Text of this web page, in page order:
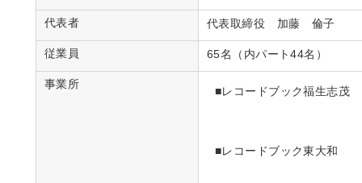
代表者 代表取締役 加藤 倫子
従業員 65名（内パート44名）
事業所
■レコードブック福生志茂
■レコードブック東大和